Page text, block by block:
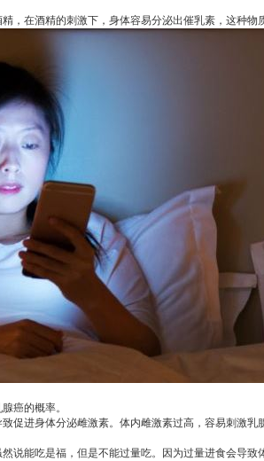
酒精的刺激下，身体容易分泌出催乳素，这种物
癌的概率。
进身体分泌雌激素。体内雌激素过高，容易刺激乳
能吃是福，但是不能过量吃。因为过量进食会导